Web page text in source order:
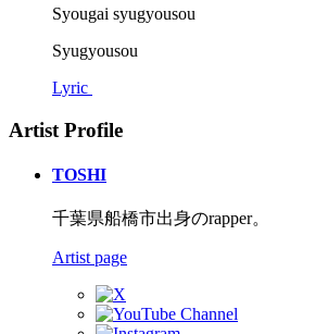
Syougai syugyousou
Syugyousou
Lyric
Artist Profile
TOSHI
千葉県船橋市出身のrapper。
Artist page